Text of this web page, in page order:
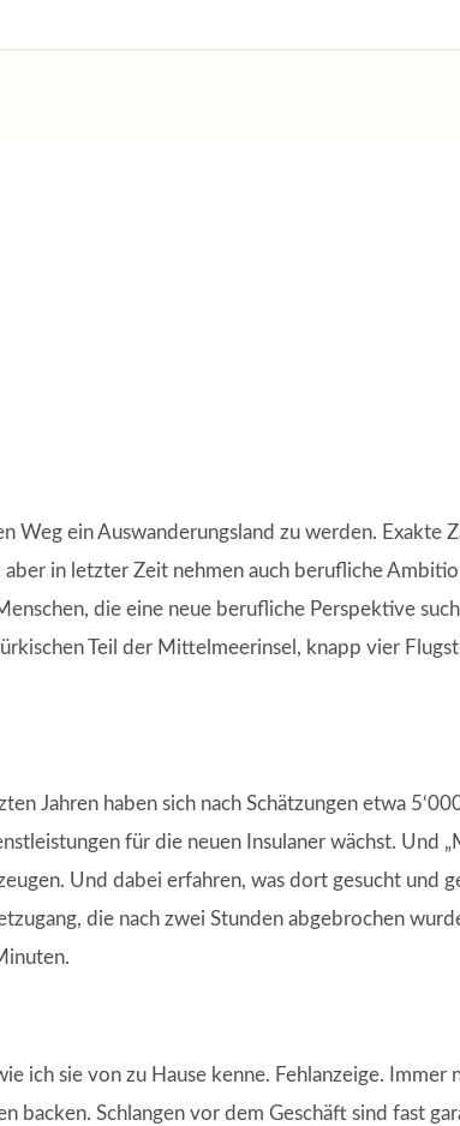
Weg ein Auswanderungsland zu werden. Exakte
in letzter Zeit nehmen auch berufliche
die eine neue berufliche Perspektive
Teil der Mittelmeerinsel, knapp vier
Jahren haben sich nach Schätzungen etwa
für die neuen Insulaner wächst. Und
Und dabei erfahren, was dort gesucht und
die nach zwei Stunden abgebrochen
ich sie von zu Hause kenne. Fehlanzeige. Immer
Schlangen vor dem Geschäft sind fast